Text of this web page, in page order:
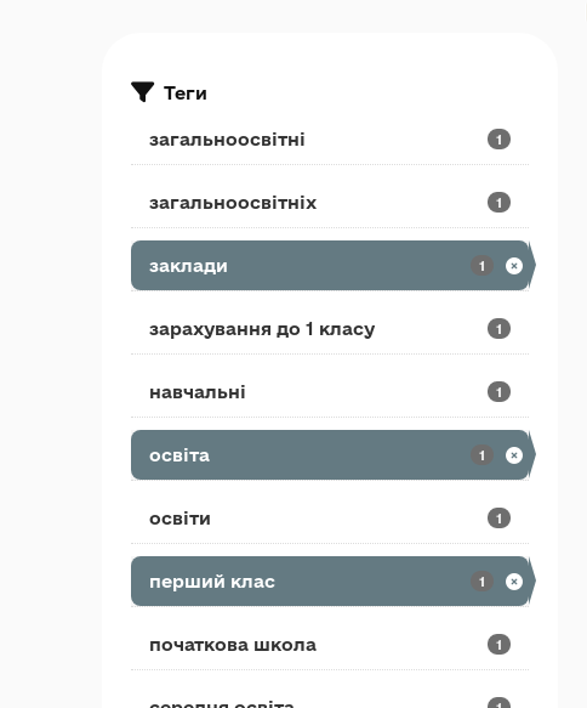
Теги
загальноосвітні 1
загальноосвітніх 1
заклади 1
зарахування до 1 класу 1
навчальні 1
освіта 1
освіти 1
перший клас 1
початкова школа 1